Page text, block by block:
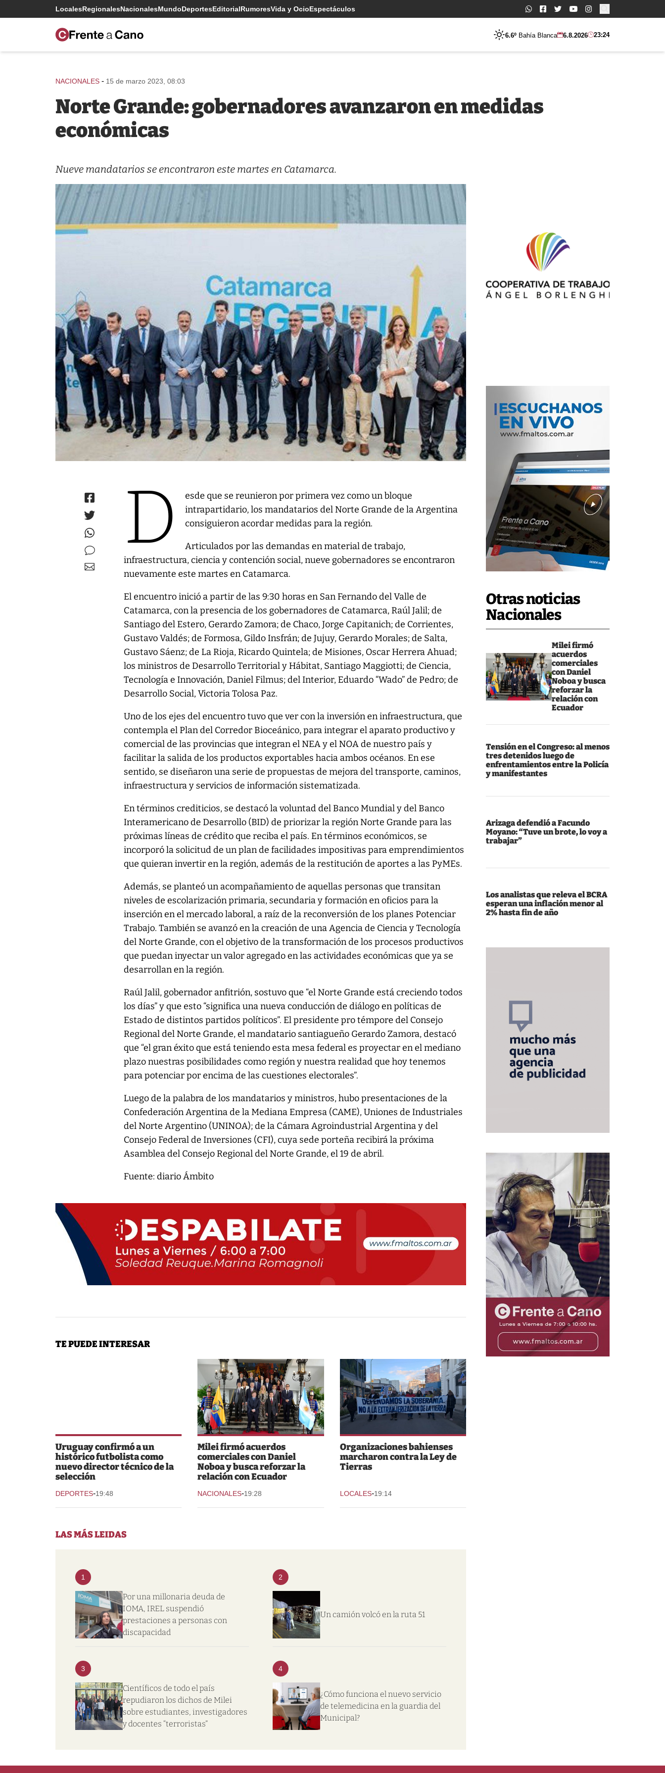
LocalesRegionalesNacionalesMundoDeportesEditorialRumoresVida y OcioEspectáculos Buscar:
6.6º Bahía Blanca 6.8.2026 23:24
Otras noticias
Nacionales
Milei firmó
acuerdos
comerciales
con Daniel
Noboa y busca
reforzar la
relación con
Ecuador
Tensión en el Congreso: al menos
tres detenidos luego de
enfrentamientos entre la Policía
y manifestantes
Arizaga defendió a Facundo
Moyano: “Tuve un brote, lo voy a
trabajar”
Los analistas que releva el BCRA
esperan una inflación menor al
2% hasta fin de año
NACIONALES - 15 de marzo 2023, 08:03
Norte Grande: gobernadores avanzaron en medidas
económicas
Nueve mandatarios se encontraron este martes en Catamarca.
D
esde que se reunieron por primera vez como un bloque
intrapartidario, los mandatarios del Norte Grande de la Argentina
consiguieron acordar medidas para la región.
Articulados por las demandas en material de trabajo,
infraestructura, ciencia y contención social, nueve gobernadores se encontraron
nuevamente este martes en Catamarca.
El encuentro inició a partir de las 9:30 horas en San Fernando del Valle de
Catamarca, con la presencia de los gobernadores de Catamarca, Raúl Jalil; de
Santiago del Estero, Gerardo Zamora; de Chaco, Jorge Capitanich; de Corrientes,
Gustavo Valdés; de Formosa, Gildo Insfrán; de Jujuy, Gerardo Morales; de Salta,
Gustavo Sáenz; de La Rioja, Ricardo Quintela; de Misiones, Oscar Herrera Ahuad;
los ministros de Desarrollo Territorial y Hábitat, Santiago Maggiotti; de Ciencia,
Tecnología e Innovación, Daniel Filmus; del Interior, Eduardo “Wado” de Pedro; de
Desarrollo Social, Victoria Tolosa Paz.
Uno de los ejes del encuentro tuvo que ver con la inversión en infraestructura, que
contempla el Plan del Corredor Bioceánico, para integrar el aparato productivo y
comercial de las provincias que integran el NEA y el NOA de nuestro país y
facilitar la salida de los productos exportables hacia ambos océanos. En ese
sentido, se diseñaron una serie de propuestas de mejora del transporte, caminos,
infraestructura y servicios de información sistematizada.
En términos crediticios, se destacó la voluntad del Banco Mundial y del Banco
Interamericano de Desarrollo (BID) de priorizar la región Norte Grande para las
próximas líneas de crédito que reciba el país. En términos económicos, se
incorporó la solicitud de un plan de facilidades impositivas para emprendimientos
que quieran invertir en la región, además de la restitución de aportes a las PyMEs.
Además, se planteó un acompañamiento de aquellas personas que transitan
niveles de escolarización primaria, secundaria y formación en oficios para la
inserción en el mercado laboral, a raíz de la reconversión de los planes Potenciar
Trabajo. También se avanzó en la creación de una Agencia de Ciencia y Tecnología
del Norte Grande, con el objetivo de la transformación de los procesos productivos
que puedan inyectar un valor agregado en las actividades económicas que ya se
desarrollan en la región.
Raúl Jalil, gobernador anfitrión, sostuvo que “el Norte Grande está creciendo todos
los días” y que esto “significa una nueva conducción de diálogo en políticas de
Estado de distintos partidos políticos”. El presidente pro témpore del Consejo
Regional del Norte Grande, el mandatario santiagueño Gerardo Zamora, destacó
que “el gran éxito que está teniendo esta mesa federal es proyectar en el mediano
plazo nuestras posibilidades como región y nuestra realidad que hoy tenemos
para potenciar por encima de las cuestiones electorales”.
Luego de la palabra de los mandatarios y ministros, hubo presentaciones de la
Confederación Argentina de la Mediana Empresa (CAME), Uniones de Industriales
del Norte Argentino (UNINOA); de la Cámara Agroindustrial Argentina y del
Consejo Federal de Inversiones (CFI), cuya sede porteña recibirá la próxima
Asamblea del Consejo Regional del Norte Grande, el 19 de abril.
Fuente: diario Ámbito
TE PUEDE INTERESAR
Uruguay confirmó a un
histórico futbolista como
nuevo director técnico de la
selección
DEPORTES-19:48
Milei firmó acuerdos
comerciales con Daniel
Noboa y busca reforzar la
relación con Ecuador
NACIONALES-19:28
Organizaciones bahienses
marcharon contra la Ley de
Tierras
LOCALES-19:14
LAS MÁS LEIDAS
1
Por una millonaria deuda de
IOMA, IREL suspendió
prestaciones a personas con
discapacidad
2
Un camión volcó en la ruta 51
3
Científicos de todo el país
repudiaron los dichos de Milei
sobre estudiantes, investigadores
y docentes “terroristas”
4
¿Cómo funciona el nuevo servicio
de telemedicina en la guardia del
Municipal?